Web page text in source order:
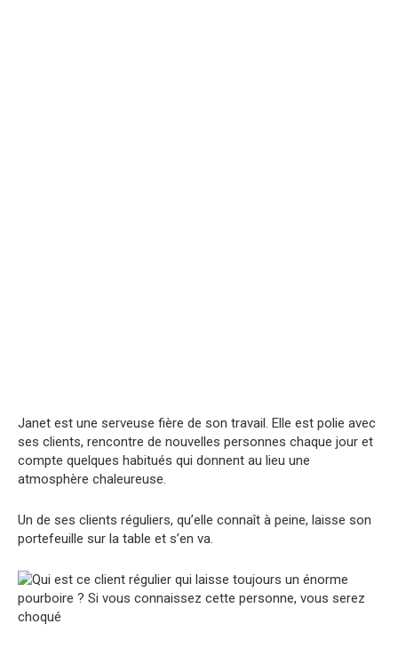
Janet est une serveuse fière de son travail. Elle est polie avec
ses clients, rencontre de nouvelles personnes chaque jour et
compte quelques habitués qui donnent au lieu une
atmosphère chaleureuse.
Un de ses clients réguliers, qu’elle connaît à peine, laisse son
portefeuille sur la table et s’en va.